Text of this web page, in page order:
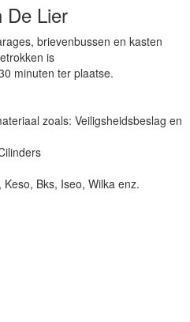
De Lier
brievenbussen en kasten
is
minuten ter plaatse.
zoals: Veiligsheidsbeslag en
Bks, Iseo, Wilka enz.